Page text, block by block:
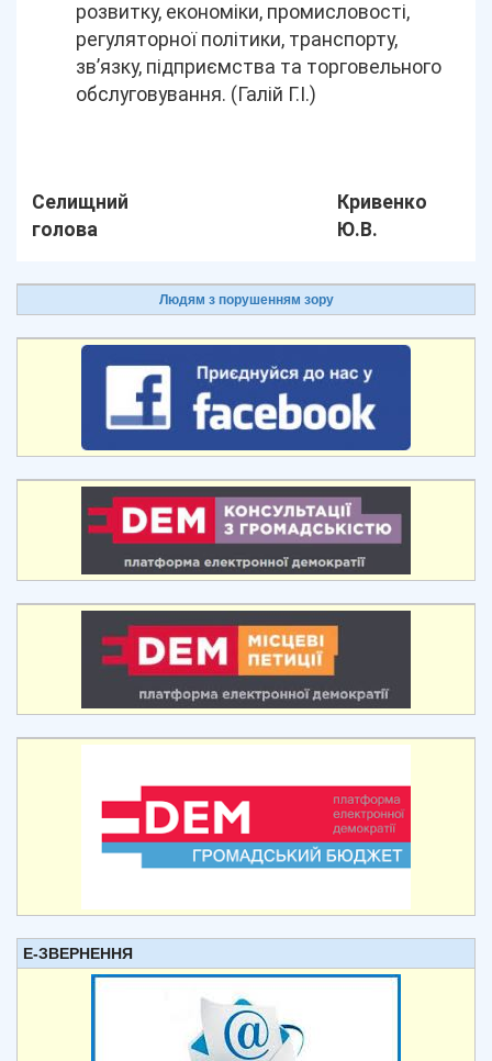
розвитку, економіки, промисловості,
регуляторної політики, транспорту,
зв’язку, підприємства та торговельного
обслуговування. (Галій Г.І.)
Селищний
голова
Кривенко
Ю.В.
Людям з порушенням зору
Е-ЗВЕРНЕННЯ